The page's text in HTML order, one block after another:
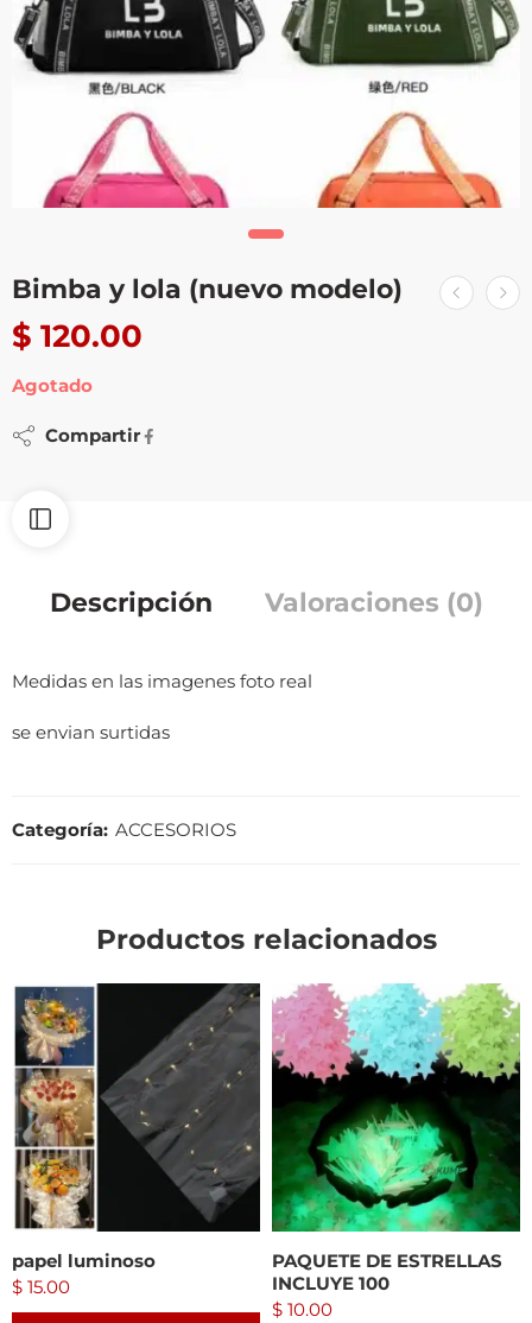
Bimba y lola (nuevo modelo)
$ 120.00
Agotado
Compartir
Descripción Valoraciones (0)
Medidas en las imagenes foto real
se envian surtidas
Categoría: ACCESORIOS
Productos relacionados
papel luminoso
$ 15.00
PAQUETE DE ESTRELLAS
INCLUYE 100
$ 10.00